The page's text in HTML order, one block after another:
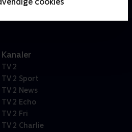
Kanaler
TV 2
TV 2 Sport
TV 2 News
TV 2 Echo
TV 2 Fri
TV 2 Charlie